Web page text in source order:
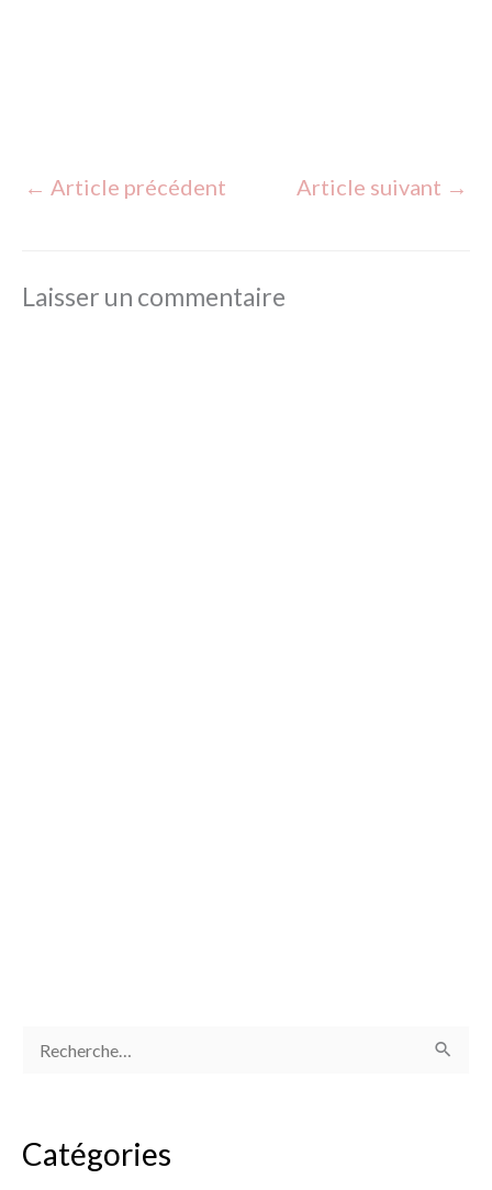
← Article précédent Article suivant →
Laisser un commentaire
h
Catégories